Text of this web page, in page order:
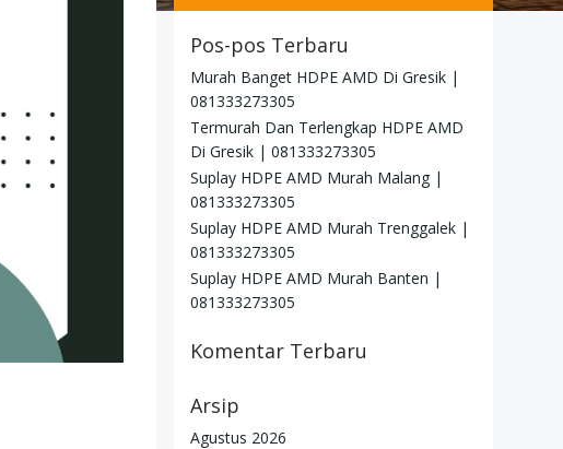
Pos-pos Terbaru
Murah Banget HDPE AMD Di Gresik |
081333273305
Termurah Dan Terlengkap HDPE AMD
Di Gresik | 081333273305
Suplay HDPE AMD Murah Malang |
081333273305
Suplay HDPE AMD Murah Trenggalek |
081333273305
Suplay HDPE AMD Murah Banten |
081333273305
Komentar Terbaru
Arsip
Agustus 2026